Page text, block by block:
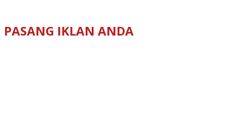
PASANG IKLAN ANDA